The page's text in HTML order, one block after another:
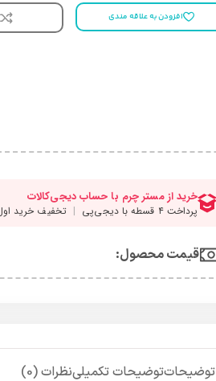
افزودن به علاقه مندی
قیمت محصول:​
توضیحاتتوضیحات تکمیلینظرات (0)